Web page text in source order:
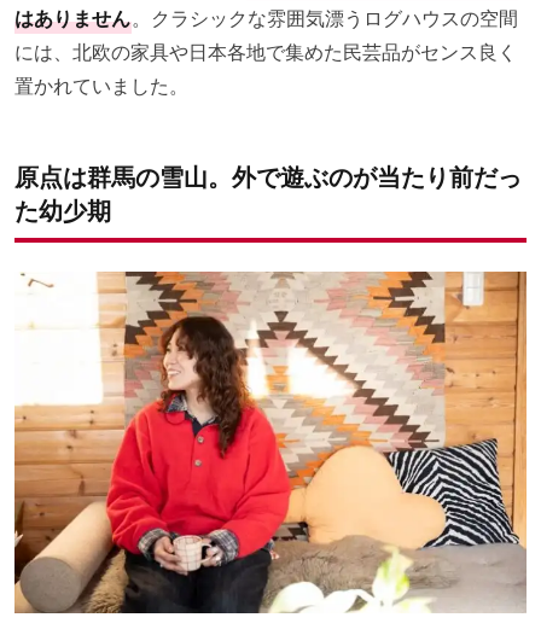
はありません。クラシックな雰囲気漂うログハウスの空間
には、北欧の家具や日本各地で集めた民芸品がセンス良く
置かれていました。
原点は群馬の雪山。外で遊ぶのが当たり前だっ
た幼少期